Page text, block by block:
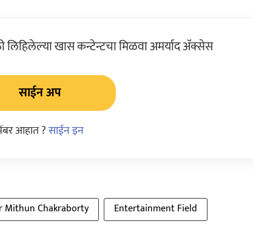
खास कन्टेन्टचा मिळवा अमर्याद ॲक्सेस
साईन अप
आहात ?साईन इन
Mithun Chakraborty
Entertainment Field